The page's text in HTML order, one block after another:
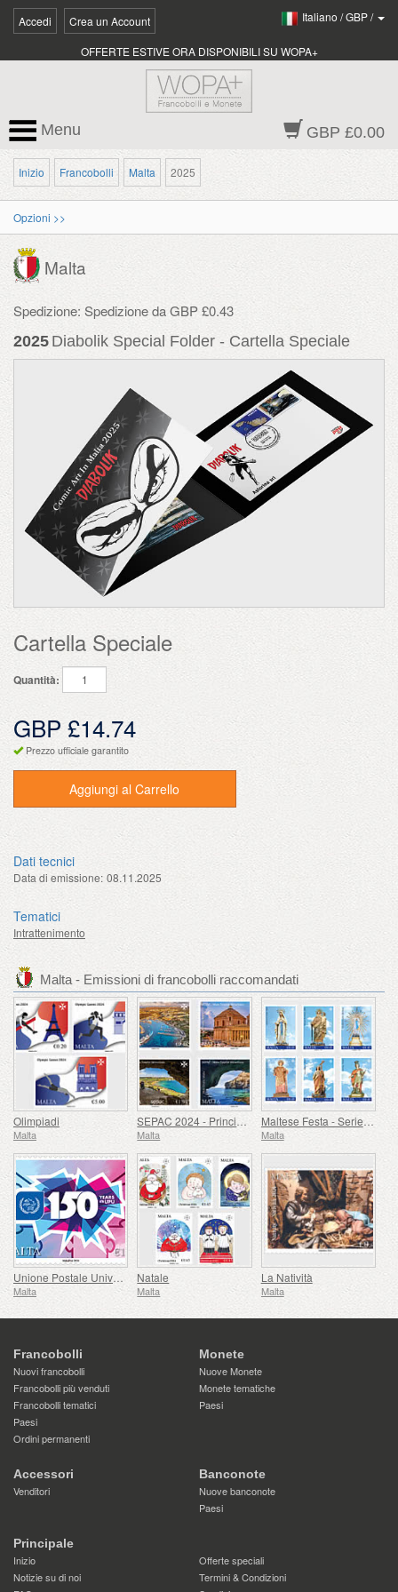
Accedi Crea un Account Italiano /GBP/
OFFERTE ESTIVE ORA DISPONIBILI SU WOPA+
GBP £0.00
Menu
Inizio Francobolli Malta 2025
Opzioni >>
Malta
Spedizione: Spedizione da GBP £0.43
2025 Diabolik Special Folder - Cartella Speciale
Cartella Speciale
Quantità:
GBP £14.74
Prezzo ufficiale garantito
Aggiungi al Carrello
Dati tecnici
Data di emissione: 08.11.2025
Tematici
Intrattenimento
Malta - Emissioni di francobolli raccomandati
Olimpiadi
Malta
SEPAC 2024 - Principali Attrazioni Turistiche
Malta
Maltese Festa - Series VIII
Malta
Unione Postale Universale - 150° Anniversario
Malta
Natale
Malta
La Natività
Malta
Francobolli
Nuovi francobolli
Francobolli più venduti
Francobolli tematici
Paesi
Ordini permanenti
Monete
Nuove Monete
Monete tematiche
Paesi
Accessori
Venditori
Banconote
Nuove banconote
Paesi
Principale
Inizio
Offerte speciali
Notizie su di noi
Termini & Condizioni